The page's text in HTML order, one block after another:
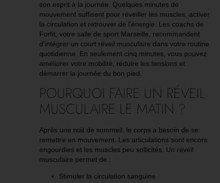
son esprit à la journée. Quelques minutes de
mouvement suffisent pour réveiller les muscles, activer
la circulation et retrouver de l’énergie. Les coachs de
Forfit, votre salle de sport Marseille, recommandent
d’intégrer un court réveil musculaire dans votre routine
quotidienne. En seulement cinq minutes, vous pouvez
améliorer votre mobilité, réduire les tensions et
démarrer la journée du bon pied.
POURQUOI FAIRE UN RÉVEIL
MUSCULAIRE LE MATIN ?
Après une nuit de sommeil, le corps a besoin de se
remettre en mouvement. Les articulations sont encore
engourdies et les muscles peu sollicités. Un réveil
musculaire permet de :
Stimuler la circulation sanguine